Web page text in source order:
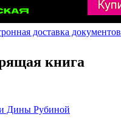
доставка документов
книга
Дины Рубиной